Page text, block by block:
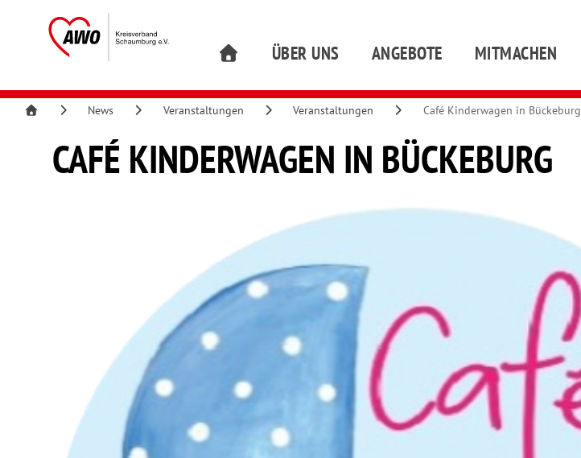
ÜBER UNS ANGEBOTE MITMACHEN
News Veranstaltungen Veranstaltungen Café Kinderwagen in Bückeburg
CAFÉ KINDERWAGEN IN BÜCKEBURG